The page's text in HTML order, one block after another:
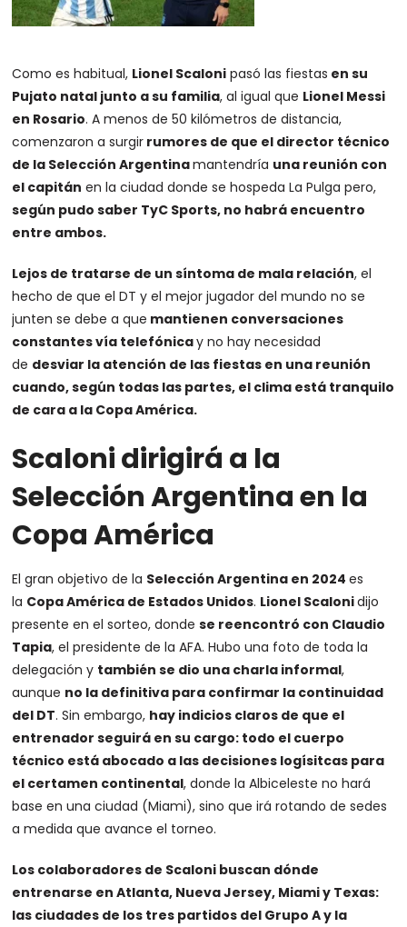
Como es habitual, Lionel Scaloni pasó las fiestas en su
Pujato natal junto a su familia, al igual que Lionel Messi
en Rosario. A menos de 50 kilómetros de distancia,
comenzaron a surgir rumores de que el director técnico
de la Selección Argentinamantendría una reunión con
el capitán en la ciudad donde se hospeda La Pulga pero,
según pudo saber TyC Sports, no habrá encuentro
entre ambos.
Lejos de tratarse de un síntoma de mala relación, el
hecho de que el DT y el mejor jugador del mundo no se
junten se debe a que mantienen conversaciones
constantes vía telefónicay no hay necesidad
de desviar la atención de las fiestas en una reunión
cuando, según todas las partes, el clima está tranquilo
de cara a la Copa América.
Scaloni dirigirá a la
Selección Argentina en la
Copa América
El gran objetivo de la Selección Argentina en 2024es
la Copa América de Estados Unidos. Lionel Scalonidijo
presente en el sorteo, dondese reencontró con Claudio
Tapia, el presidente de la AFA. Hubo una foto de toda la
delegación y también se dio una charla informal,
aunque no la definitiva para confirmar la continuidad
del DT. Sin embargo, hay indicios claros de que el
entrenador seguirá en su cargo: todo el cuerpo
técnico está abocado a las decisiones logísitcas para
el certamen continental, donde la Albiceleste no hará
base en una ciudad (Miami), sino que irá rotando de sedes
a medida que avance el torneo.
Los colaboradores de Scaloni buscan dónde
entrenarse en Atlanta, Nueva Jersey, Miami y Texas:
las ciudades de los tres partidos del Grupo A y la